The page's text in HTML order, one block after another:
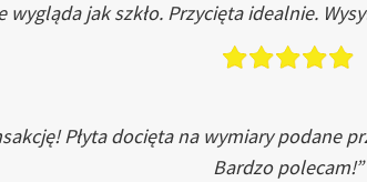
wygląda jak szkło. Przycięta idealnie.
Płyta docięta na wymiary podane
Bardzo polecam!”